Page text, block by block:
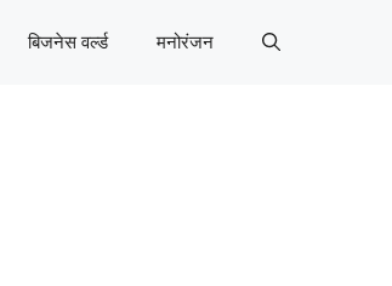
बिजनेस वर्ल्ड मनोरंजन